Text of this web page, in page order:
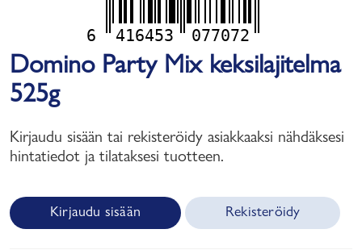
6 416453 077072
Domino Party Mix keksilajitelma
525g
Kirjaudu sisään tai rekisteröidy asiakkaaksi nähdäksesi
hintatiedot ja tilataksesi tuotteen.
Kirjaudu sisään Rekisteröidy